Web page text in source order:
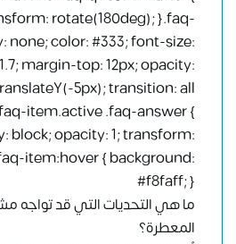
rotate(180deg); }.faq-
none; color: #333; font-size:
margin-top: 12px; opacity:
5px); transition: all
item.active .faq-answer {
block; opacity: 1; transform:
item:hover { background:
#f8faff; }
ما هي التحديات التي قد تواجه
المعطرة؟